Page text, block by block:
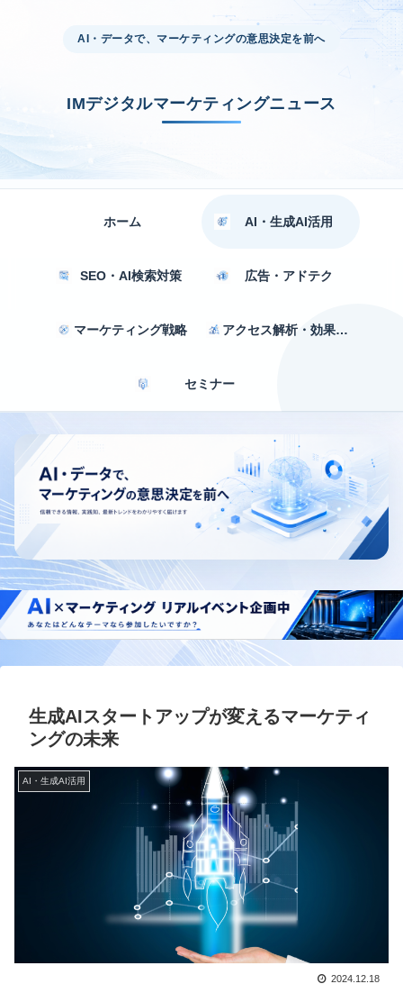
AI・データで、マーケティングの意思決定を前へ
IMデジタルマーケティングニュース
ホーム AI・生成AI活用
SEO・AI検索対策 広告・アドテク
マーケティング戦略 アクセス解析・効果測定
セミナー
生成AIスタートアップが変えるマーケティ
ングの未来
AI・生成AI活用
2024.12.18